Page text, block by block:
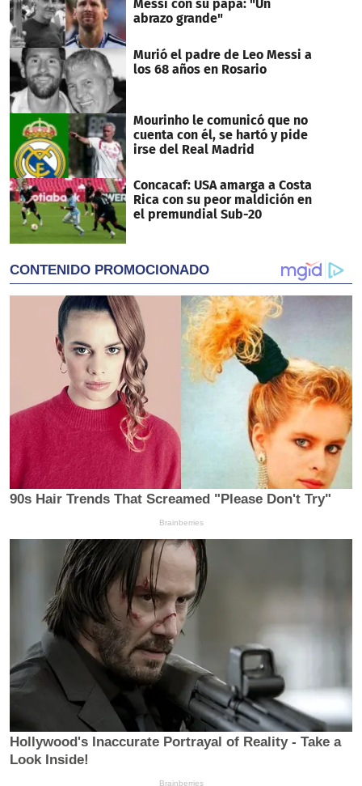
Messi con su papá: "Un
abrazo grande"
Murió el padre de Leo Messi a
los 68 años en Rosario
Mourinho le comunicó que no
cuenta con él, se hartó y pide
irse del Real Madrid
Concacaf: USA amarga a Costa
Rica con su peor maldición en
el premundial Sub-20